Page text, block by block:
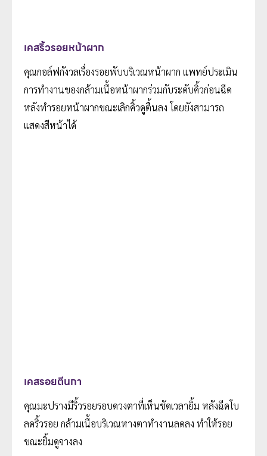
เคสริ้วรอยหน้าผาก
คุณกอล์ฟกังวลเรื่องรอยพับบริเวณหน้าผาก แพทย์ประเมิน
การทำงานของกล้ามเนื้อหน้าผากร่วมกับระดับคิ้วก่อนฉีด
หลังทำรอยหน้าผากขณะเลิกคิ้วดูตื้นลง โดยยังสามารถ
แสดงสีหน้าได้
เคสรอยตีนกา
คุณมะปรางมีริ้วรอยรอบดวงตาที่เห็นชัดเวลายิ้ม หลังฉีดโบ
ลดริ้วรอย กล้ามเนื้อบริเวณหางตาทำงานลดลง ทำให้รอย
ขณะยิ้มดูจางลง